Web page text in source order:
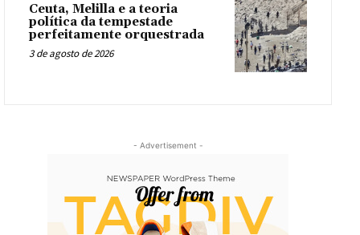
Ceuta, Melilla e a teoria
política da tempestade
perfeitamente orquestrada
3 de agosto de 2026
- Advertisement -